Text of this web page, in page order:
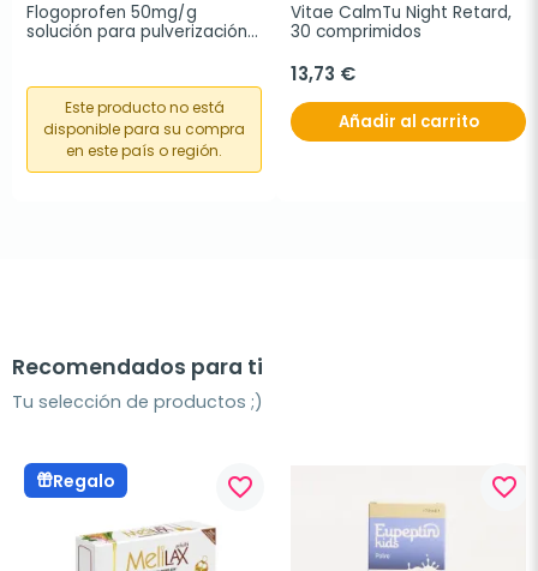
Flogoprofen 50mg/g
solución para pulverización
Este producto no está
disponible para su compra
en este país o región.
Vitae CalmTu Night Retard,
30 comprimidos
13,73 €
Añadir al carrito
Recomendados para ti
Tu selección de productos ;)
Regalo favorite_border favorite_border